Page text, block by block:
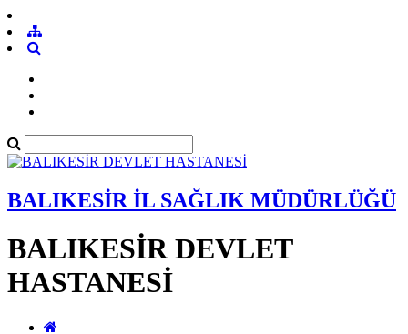
BALIKESİR İL SAĞLIK MÜDÜRLÜĞÜ
BALIKESİR DEVLET
HASTANESİ